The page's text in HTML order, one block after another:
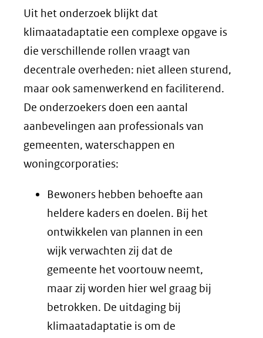
Uit het onderzoek blijkt dat
klimaatadaptatie een complexe opgave is
die verschillende rollen vraagt van
decentrale overheden: niet alleen sturend,
maar ook samenwerkend en faciliterend.
De onderzoekers doen een aantal
aanbevelingen aan professionals van
gemeenten, waterschappen en
woningcorporaties:
Bewoners hebben behoefte aan
heldere kaders en doelen. Bij het
ontwikkelen van plannen in een
wijk verwachten zij dat de
gemeente het voortouw neemt,
maar zij worden hier wel graag bij
betrokken. De uitdaging bij
klimaatadaptatie is om de